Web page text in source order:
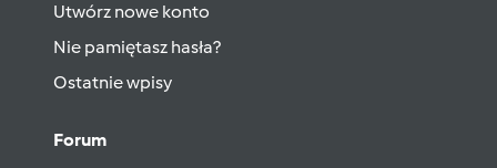
Utwórz nowe konto
Nie pamiętasz hasła?
Ostatnie wpisy
Forum